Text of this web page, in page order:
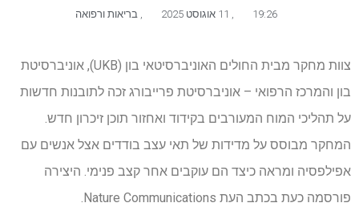
19:26 בריאות ורפואה
צוות מחקר מבית החולים האוניברסיטאי בון (UKB), אוניברסיטת
בון והמרכז הרפואי – אוניברסיטת פרייבורג זכה לתובנות חדשות
על תהליכי המוח המעורבים בקידוד ואחזור תוכן זיכרון חדש.
המחקר מבוסס על מדידות של תאי עצב בודדים אצל אנשים עם
אפילפסיה ומראה כיצד הם עוקבים אחר קצב פנימי. היצירה
פורסמה כעת בכתב העת Nature Communications.